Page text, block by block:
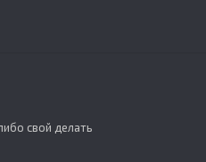
свой делать